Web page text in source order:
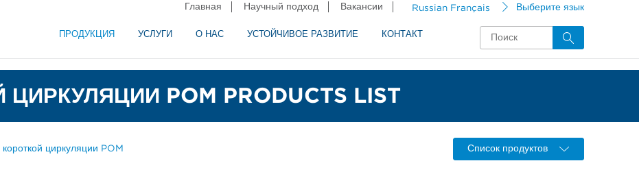
Russian Français Выберите язык
Главная Научный подход Вакансии
ПРОДУКЦИЯ УСЛУГИ О НАС УСТОЙЧИВОЕ РАЗВИТИЕ КОНТАКТ
POM PRODUCTS LIST
циркуляции POM Список продуктов